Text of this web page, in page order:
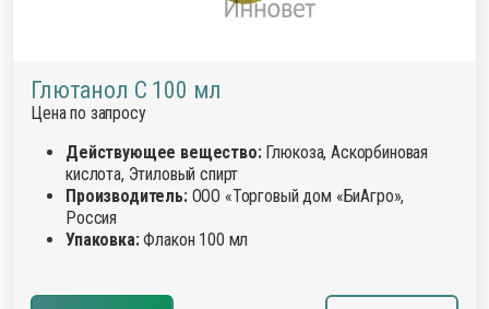
Глютанол С 100 мл
Цена по запросу
Действующее вещество:Глюкоза, Аскорбиновая
кислота, Этиловый спирт
Производитель:ООО «Торговый дом «БиАгро»,
Россия
Упаковка:Флакон 100 мл